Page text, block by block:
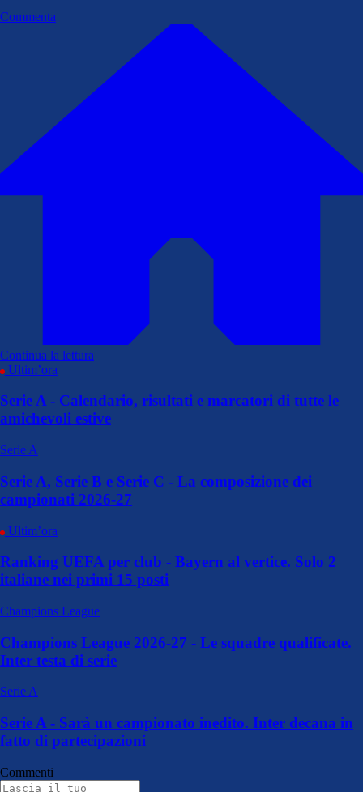
Commenta
Continua la lettura
Ultim’ora
Serie A - Calendario, risultati e marcatori di tutte le
amichevoli estive
Serie A
Serie A, Serie B e Serie C - La composizione dei
campionati 2026-27
Ultim’ora
Ranking UEFA per club - Bayern al vertice. Solo 2
italiane nei primi 15 posti
Champions League
Champions League 2026-27 - Le squadre qualificate.
Inter testa di serie
Serie A
Serie A - Sarà un campionato inedito. Inter decana in
fatto di partecipazioni
Commenti